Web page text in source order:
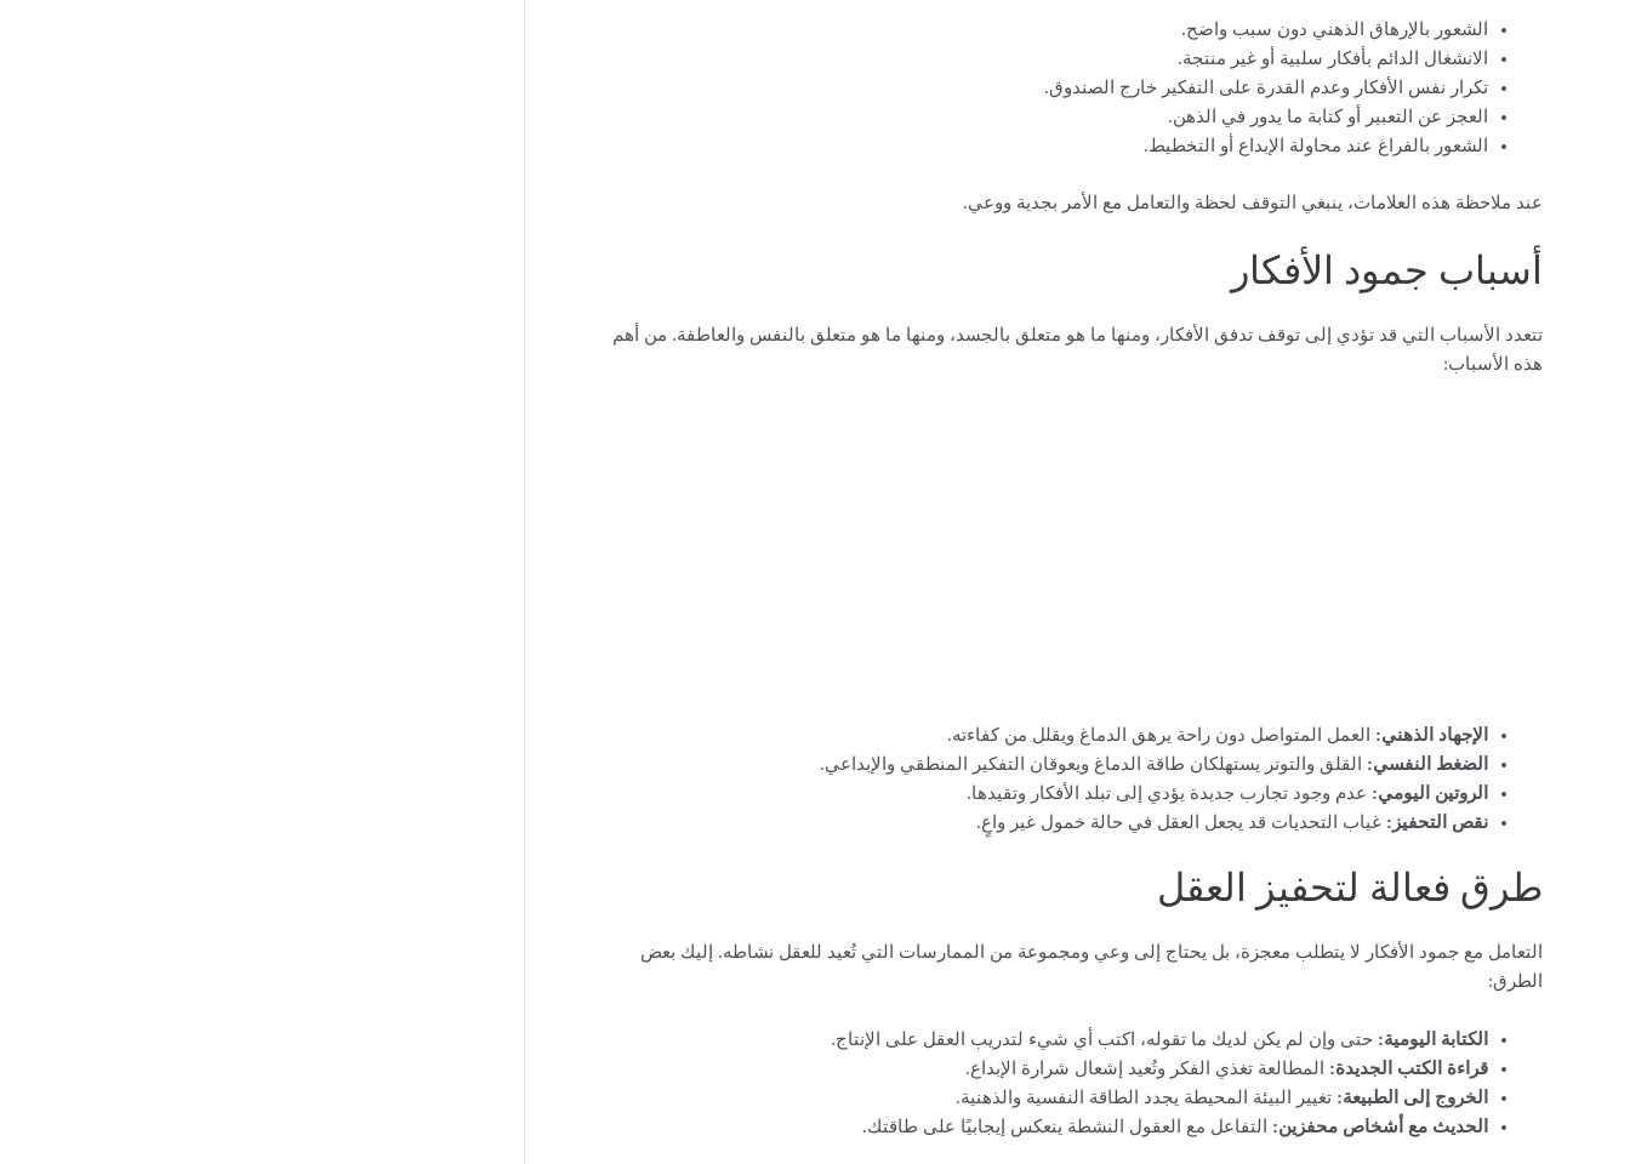
الشعور بالإرهاق الذهني دون سبب واضح.
الانشغال الدائم بأفكار سلبية أو غير منتجة.
تكرار نفس الأفكار وعدم القدرة على التفكير خارج الصندوق.
العجز عن التعبير أو كتابة ما يدور في الذهن.
الشعور بالفراغ عند محاولة الإبداع أو التخطيط.
عند ملاحظة هذه العلامات، ينبغي التوقف لحظة والتعامل مع الأمر بجدية ووعي.
أسباب جمود الأفكار
تتعدد الأسباب التي قد تؤدي إلى توقف تدفق الأفكار، ومنها ما هو متعلق بالجسد، ومنها ما هو متعلق بالنفس والعاطفة. من أهم
هذه الأسباب:
الإجهاد الذهني: العمل المتواصل دون راحة يرهق الدماغ ويقلل من كفاءته.
الضغط النفسي: القلق والتوتر يستهلكان طاقة الدماغ ويعوقان التفكير المنطقي والإبداعي.
الروتين اليومي: عدم وجود تجارب جديدة يؤدي إلى تبلد الأفكار وتقيدها.
نقص التحفيز: غياب التحديات قد يجعل العقل في حالة خمول غير واعٍ.
طرق فعالة لتحفيز العقل
التعامل مع جمود الأفكار لا يتطلب معجزة، بل يحتاج إلى وعي ومجموعة من الممارسات التي تُعيد للعقل نشاطه. إليك بعض
الطرق:
الكتابة اليومية: حتى وإن لم يكن لديك ما تقوله، اكتب أي شيء لتدريب العقل على الإنتاج.
قراءة الكتب الجديدة: المطالعة تغذي الفكر وتُعيد إشعال شرارة الإبداع.
الخروج إلى الطبيعة: تغيير البيئة المحيطة يجدد الطاقة النفسية والذهنية.
الحديث مع أشخاص محفزين: التفاعل مع العقول النشطة ينعكس إيجابيًا على طاقتك.